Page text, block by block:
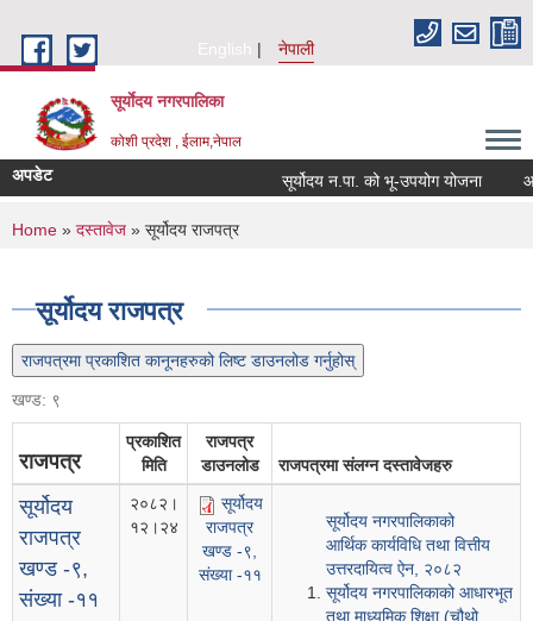
English
नेपाली
सूर्याेदय नगरपालिका
कोशी प्रदेश , ईलाम,नेपाल
अपडेट सूर्योदय न.पा. को भू-उपयोग योजना आन्तरिक
You are here
Home » दस्तावेज » सूर्योदय राजपत्र
सूर्योदय राजपत्र
राजपत्रमा प्रकाशित कानूनहरुको लिष्ट डाउनलोड गर्नुहोस्
खण्ड: ९
राजपत्र
प्रकाशित
मिति
राजपत्र
डाउनलोड
राजपत्रमा संलग्न दस्तावेजहरु
सूर्योदय
राजपत्र
खण्ड -९,
संख्या -११
२०८२।
१२।२४
सूर्योदय
राजपत्र
खण्ड -९,
संख्या -११
सूर्योदय नगरपालिकाको
आर्थिक कार्यविधि तथा वित्तीय
उत्तरदायित्व ऐन, २०८२
सूर्योदय नगरपालिकाको आधारभूत
तथा माध्यमिक शिक्षा (चौथो